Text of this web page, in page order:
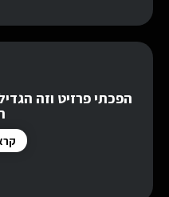
הפכתי פרזיט וזה